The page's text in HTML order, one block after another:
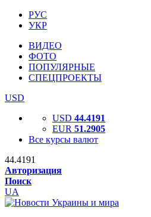
РУС
УКР
ВИДЕО
ФОТО
ПОПУЛЯРНЫЕ
СПЕЦПРОЕКТЫ
USD
USD 44.4191
EUR 51.2905
Все курсы валют
44.4191
Авторизация
Поиск
UA